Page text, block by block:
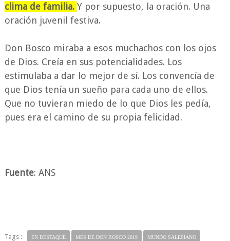
clima de familia. Y por supuesto, la oración. Una
oración juvenil festiva.
Don Bosco miraba a esos muchachos con los ojos
de Dios. Creía en sus potencialidades. Los
estimulaba a dar lo mejor de sí. Los convencía de
que Dios tenía un sueño para cada uno de ellos.
Que no tuvieran miedo de lo que Dios les pedía,
pues era el camino de su propia felicidad.
Fuente: ANS
Tags : EN DESTAQUE MES DE DON BOSCO 2019 MUNDO SALESIANO